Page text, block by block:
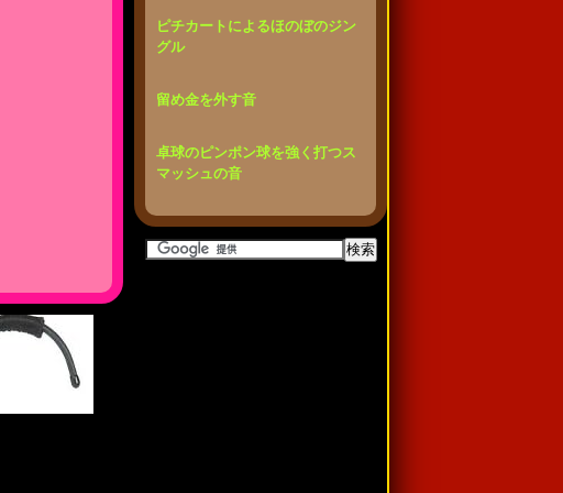
ピチカートによるほのぼのジン
グル
留め金を外す音
卓球のピンポン球を強く打つス
マッシュの音